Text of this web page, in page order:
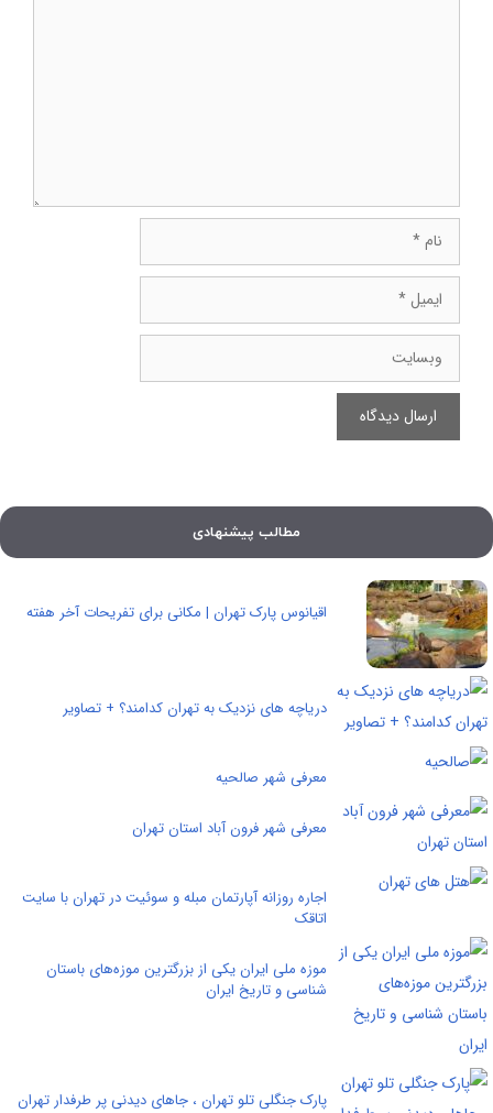
ایمیل
وبسایت
مطالب پیشنهادی
اقیانوس پارک تهران | مکانی برای تفریحات آخر هفته
دریاچه های نزدیک به تهران کدامند؟ + تصاویر
معرفی شهر صالحیه
معرفی شهر فرون آباد استان تهران
اجاره روزانه آپارتمان مبله و سوئیت در تهران با سایت
اتاقک
موزه ملی ایران یکی از بزرگترین موزه‌های باستان
شناسی و تاریخ ایران
پارک جنگلی تلو تهران ، جاهای دیدنی پر طرفدار تهران